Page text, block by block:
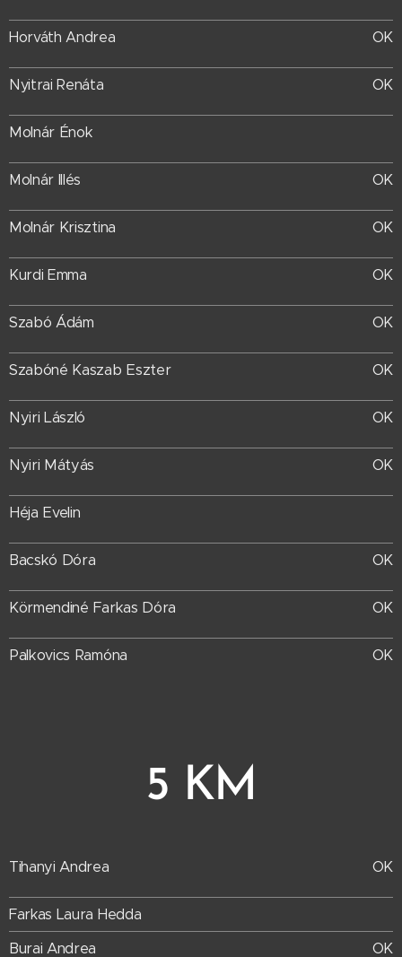
Horváth Andrea OK
Nyitrai Renáta OK
Molnár Énok
Molnár Illés OK
Molnár Krisztina OK
Kurdi Emma OK
Szabó Ádám OK
Szabóné Kaszab Eszter OK
Nyiri László OK
Nyiri Mátyás OK
Héja Evelin
Bacskó Dóra OK
Körmendiné Farkas Dóra OK
Palkovics Ramóna OK
5 KM
Tihanyi Andrea OK
Farkas Laura Hedda
Burai Andrea OK